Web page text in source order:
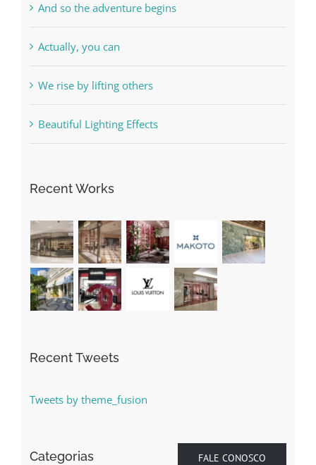
And so the adventure begins
Actually, you can
We rise by lifting others
Beautiful Lighting Effects
Recent Works
Recent Tweets
Tweets by theme_fusion
FALE CONOSCO
Categorias